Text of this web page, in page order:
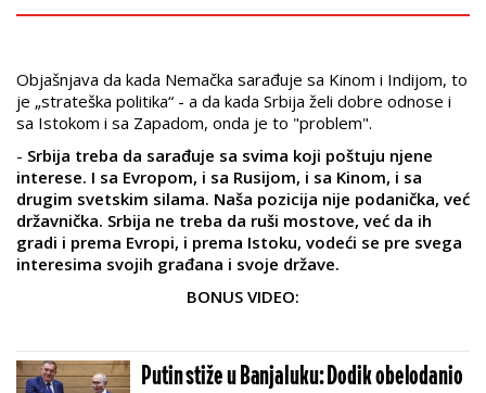
Objašnjava da kada Nemačka sarađuje sa Kinom i Indijom, to
je „strateška politika“ - a da kada Srbija želi dobre odnose i
sa Istokom i sa Zapadom, onda je to "problem".
- Srbija treba da sarađuje sa svima koji poštuju njene
interese. I sa Evropom, i sa Rusijom, i sa Kinom, i sa
drugim svetskim silama. Naša pozicija nije podanička, već
državnička. Srbija ne treba da ruši mostove, već da ih
gradi i prema Evropi, i prema Istoku, vodeći se pre svega
interesima svojih građana i svoje države.
BONUS VIDEO:
Putin stiže u Banjaluku: Dodik obelodanio